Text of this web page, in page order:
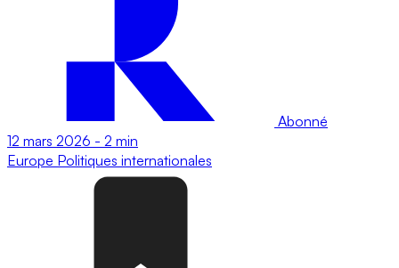
Abonné
12 mars 2026 - 2 min
Europe Politiques internationales